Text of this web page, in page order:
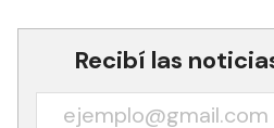
Recibí las